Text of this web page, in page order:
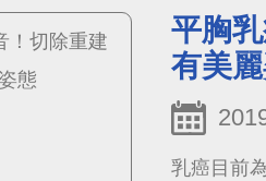
平胸
有美
乳癌目前